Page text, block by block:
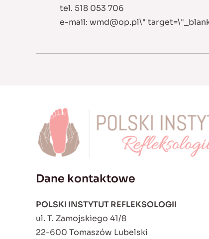
tel. 518 053 706
e-mail: wmd@op.pl\"
Dane kontaktowe
POLSKI INSTYTUT REFLEKSOLOGII
ul. T. Zamojskiego 41/8
22-600 Tomaszów Lubelski